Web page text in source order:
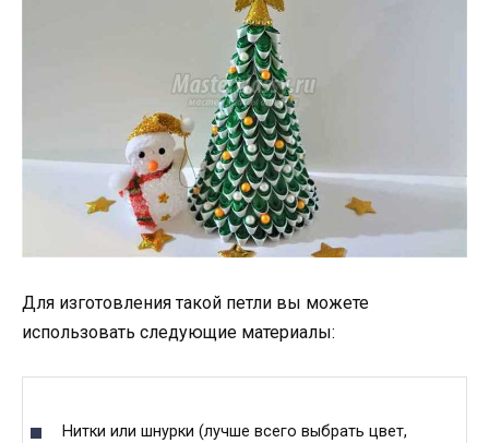
Для изготовления такой петли вы можете
использовать следующие материалы:
Нитки или шнурки (лучше всего выбрать цвет,